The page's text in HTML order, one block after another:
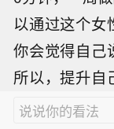
以通过这个女
你会觉得自己
所以，提升自
的伴侣是一
说说你的看法